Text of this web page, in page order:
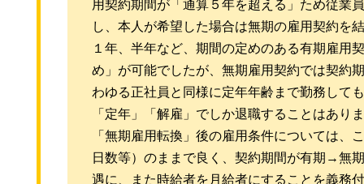
用契約期間が「通算５年を超える」ため従業
し、本人が希望した場合は無期の雇用契約を
１年、半年など、期間の定めのある有期雇用
め」が可能でしたが、無期雇用契約では契約
わゆる正社員と同様に定年年齢まで勤務して
「定年」「解雇」でしか退職することはあり
「無期雇用転換」後の雇用条件については、
日数等）のままで良く、契約期間が有期→無
遇に、また時給者を月給者にすることを義務